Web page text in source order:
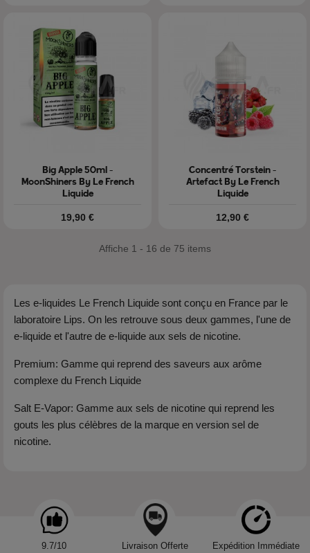
Big Apple 50ml -
MoonShiners By Le French
Liquide
Prix
19,90 €
Concentré Torstein -
Artefact By Le French
Liquide
Prix
12,90 €
Affiche 1 - 16 de 75 items
Les e-liquides Le French Liquide sont conçu en France par le
laboratoire Lips. On les retrouve sous deux gammes, l'une de
e-liquide et l'autre de e-liquide aux sels de nicotine.
Premium: Gamme qui reprend des saveurs aux arôme
complexe du French Liquide
Salt E-Vapor: Gamme aux sels de nicotine qui reprend les
gouts les plus célèbres de la marque en version sel de
nicotine.
9.7/10 Livraison Offerte Expédition Immédiate